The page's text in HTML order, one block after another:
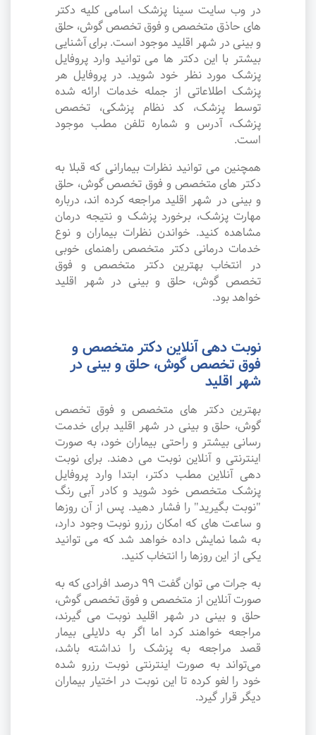
در وب سایت سینا پزشک اسامی کلیه دکتر
های حاذق متخصص و فوق تخصص گوش، حلق
و بینی در شهر اقلید موجود است. برای آشنایی
بیشتر با این دکتر ها می توانید وارد پروفایل
پزشک مورد نظر خود شوید. در پروفایل هر
پزشک اطلاعاتی از جمله خدمات ارائه شده
توسط پزشک، کد نظام پزشکی، تخصص
پزشک، آدرس و شماره تلفن مطب موجود
است.
همچنین می توانید نظرات بیمارانی که قبلا به
دکتر های متخصص و فوق تخصص گوش، حلق
و بینی در شهر اقلید مراجعه کرده اند، درباره
مهارت پزشک، برخورد پزشک و نتیجه درمان
مشاهده کنید. خواندن نظرات بیماران و نوع
خدمات درمانی دکتر متخصص راهنمای خوبی
در انتخاب بهترین دکتر متخصص و فوق
تخصص گوش، حلق و بینی در شهر اقلید
خواهد بود.
نوبت دهی آنلاین دکتر متخصص و
فوق تخصص گوش، حلق و بینی در
شهر اقلید
بهترین دکتر های متخصص و فوق تخصص
گوش، حلق و بینی در شهر اقلید برای خدمت
رسانی بیشتر و راحتی بیماران خود، به صورت
اینترنتی و آنلاین نوبت می دهند. برای نوبت
دهی آنلاین مطب دکتر، ابتدا وارد پروفایل
پزشک متخصص خود شوید و کادر آبی رنگ
"نوبت بگیرید" را فشار دهید. پس از آن روزها
و ساعت های که امکان رزرو نوبت وجود دارد،
به شما نمایش داده خواهد شد که می توانید
یکی از این روزها را انتخاب کنید.
به جرات می‌ توان گفت ۹۹ درصد افرادی که به
صورت آنلاین از متخصص و فوق تخصص گوش،
حلق و بینی در شهر اقلید نوبت می گیرند،
مراجعه خواهند کرد اما اگر به دلایلی بیمار
قصد مراجعه به پزشک را نداشته باشد،
می‌تواند به صورت اینترنتی نوبت رزرو شده
خود را لغو کرده تا این نوبت در اختیار بیماران
دیگر قرار گیرد.